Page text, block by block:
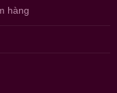
hàng